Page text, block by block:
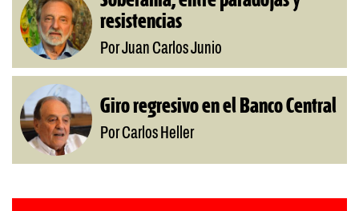
resistencias
Por Juan Carlos Junio
Giro regresivo en el Banco Central
Por Carlos Heller